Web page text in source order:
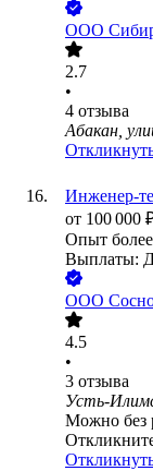
ООО
2.7
•
4 отзыва
Абакан,
Инженер-
от 100 000
Опыт
Выплаты:
ООО
4.5
•
3 отзыва
Усть-
Можно без